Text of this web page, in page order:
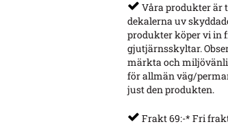
Våra produkter är
dekalerna uv
produkter köper vi in
gjutjärnsskyltar.
märkta och
för allmän väg/
just den produkten.
Frakt 69:-* Fri